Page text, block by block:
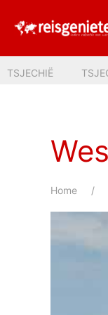
TSJECHIË
Home